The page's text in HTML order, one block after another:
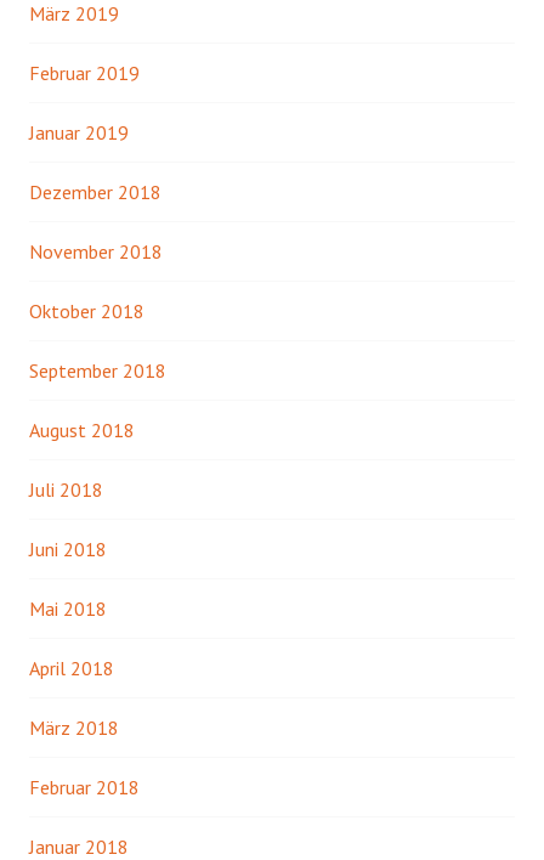
März 2019
Februar 2019
Januar 2019
Dezember 2018
November 2018
Oktober 2018
September 2018
August 2018
Juli 2018
Juni 2018
Mai 2018
April 2018
März 2018
Februar 2018
Januar 2018